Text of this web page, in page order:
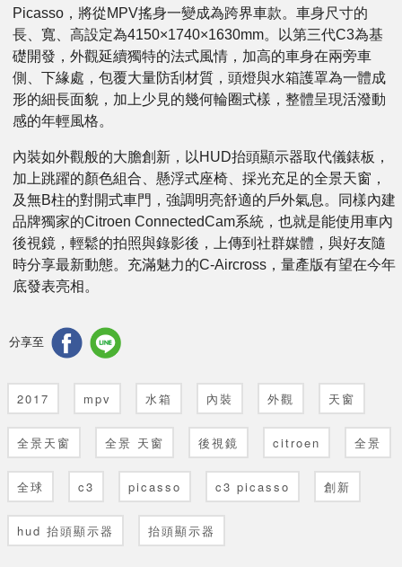
Picasso，將從MPV搖身一變成為跨界車款。車身尺寸的
長、寬、高設定為4150×1740×1630mm。以第三代C3為基
礎開發，外觀延續獨特的法式風情，加高的車身在兩旁車
側、下緣處，包覆大量防刮材質，頭燈與水箱護罩為一體成
形的細長面貌，加上少見的幾何輪圈式樣，整體呈現活潑動
感的年輕風格。
內裝如外觀般的大膽創新，以HUD抬頭顯示器取代儀錶板，
加上跳躍的顏色組合、懸浮式座椅、採光充足的全景天窗，
及無B柱的對開式車門，強調明亮舒適的戶外氣息。同樣內建
品牌獨家的Citroen ConnectedCam系統，也就是能使用車內
後視鏡，輕鬆的拍照與錄影後，上傳到社群媒體，與好友隨
時分享最新動態。充滿魅力的C-Aircross，量產版有望在今年
底發表亮相。
分享至
2017 mpv 水箱 內裝 外觀 天窗
全景天窗 全景 天窗 後視鏡 citroen 全景
全球 c3 picasso c3 picasso 創新
hud 抬頭顯示器 抬頭顯示器